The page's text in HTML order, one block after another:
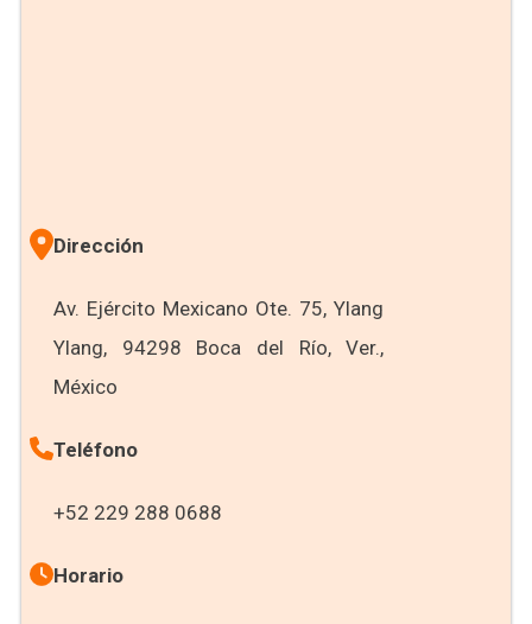
Dirección
Av. Ejército Mexicano Ote. 75, Ylang
Ylang, 94298 Boca del Río, Ver.,
México
Teléfono
+52 229 288 0688
Horario